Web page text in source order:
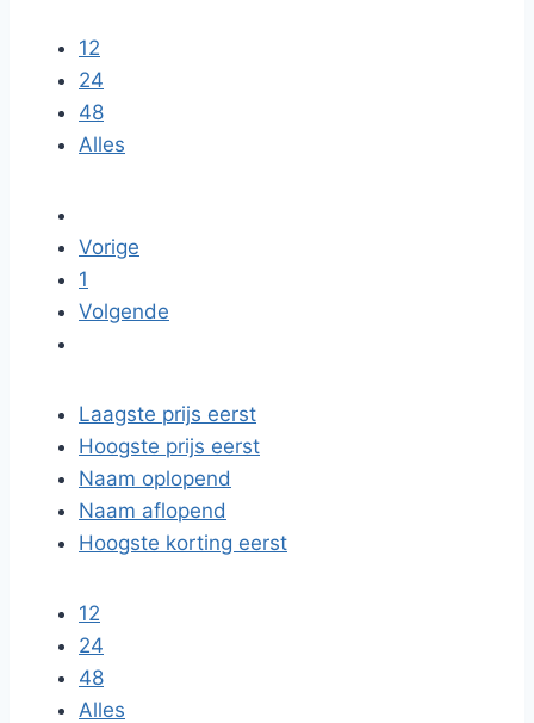
12
24
48
Alles
Vorige
1
Volgende
Laagste prijs eerst
Hoogste prijs eerst
Naam oplopend
Naam aflopend
Hoogste korting eerst
12
24
48
Alles